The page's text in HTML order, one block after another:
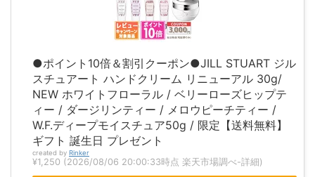
●ポイント10倍＆割引クーポン●JILL STUART ジル
スチュアート ハンドクリーム リニューアル 30g/
NEW ホワイトフローラル / ベリーローズヒップテ
ィー / ダージリンティー / メロウピーチティー /
W.F.ディープモイスチュア50g / 限定【送料無料】
ギフト 誕生日 プレゼント
created by Rinker
¥1,250 (2026/08/06 20:00:33時点 楽天市場調べ-詳細)